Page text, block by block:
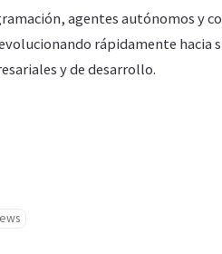
agentes autónomos y
rápidamente hacia
y de desarrollo.